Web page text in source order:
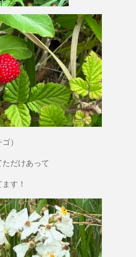
）
だけあって
す！